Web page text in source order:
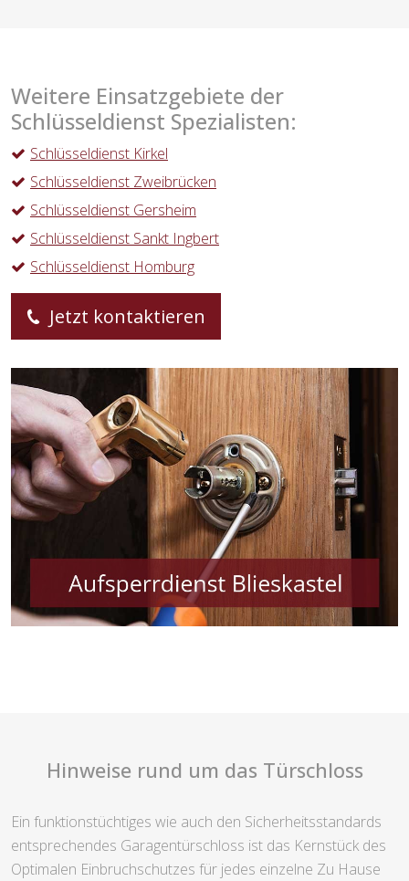
Weitere Einsatzgebiete der
Schlüsseldienst Spezialisten:
Schlüsseldienst Kirkel
Schlüsseldienst Zweibrücken
Schlüsseldienst Gersheim
Schlüsseldienst Sankt Ingbert
Schlüsseldienst Homburg
Jetzt kontaktieren
Hinweise rund um das Türschloss
Ein funktionstüchtiges wie auch den Sicherheitsstandards
entsprechendes Garagentürschloss ist das Kernstück des
Optimalen Einbruchschutzes für jedes einzelne Zu Hause